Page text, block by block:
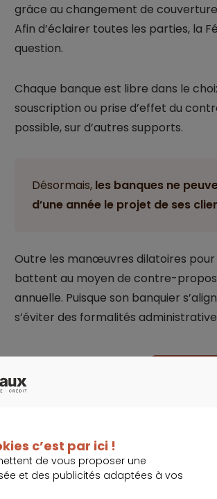
grâce au changement de
Afin d’éclairer toutes les parties, la
question.
Chaque banque est libre dans le
souscription ou prise d’effet du
possible, sur d’autres supports.
Désormais,les banques ne
d’une année le projet de ses
Outre les manœuvres dilatoires pour
battent au moyen de contre-
annuelle. Puisque son banquier
s’éviter des formalités
Des demandes de
c’est par ici !
de vous proposer une
et des publicités adaptées à vos